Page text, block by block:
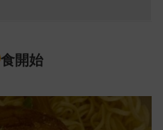
食開始